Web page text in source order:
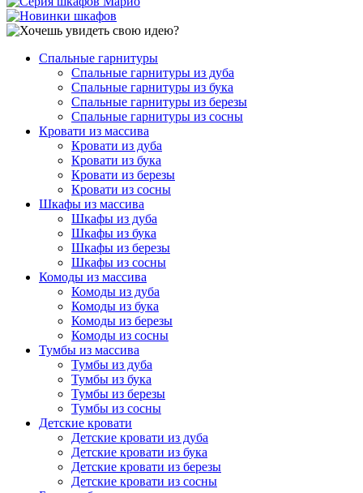
Спальные гарнитуры
Спальные гарнитуры из дуба
Спальные гарнитуры из бука
Спальные гарнитуры из березы
Спальные гарнитуры из сосны
Кровати из массива
Кровати из дуба
Кровати из бука
Кровати из березы
Кровати из сосны
Шкафы из массива
Шкафы из дуба
Шкафы из бука
Шкафы из березы
Шкафы из сосны
Комоды из массива
Комоды из дуба
Комоды из бука
Комоды из березы
Комоды из сосны
Тумбы из массива
Тумбы из дуба
Тумбы из бука
Тумбы из березы
Тумбы из сосны
Детские кровати
Детские кровати из дуба
Детские кровати из бука
Детские кровати из березы
Детские кровати из сосны